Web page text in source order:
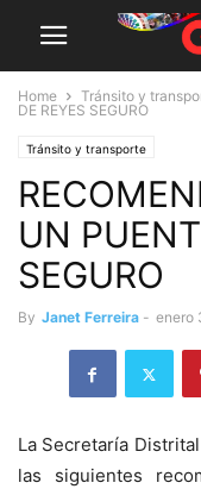
Home Tránsito y
DE REYES SEGURO
Tránsito y transporte
UN
SEGURO
By Janet Ferreira - enero
La Secretaría
las siguientes